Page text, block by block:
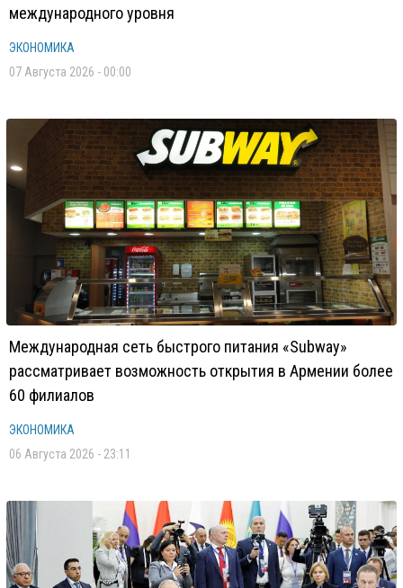
международного уровня
ЭКОНОМИКА
07 Августа 2026 - 00:00
Международная сеть быстрого питания «Subway»
рассматривает возможность открытия в Армении более
60 филиалов
ЭКОНОМИКА
06 Августа 2026 - 23:11